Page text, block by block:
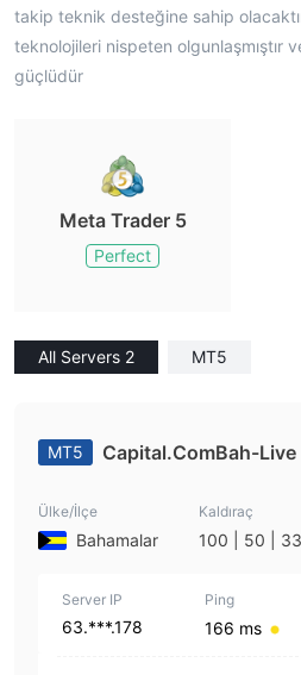
takip teknik desteğine sahip
teknolojileri nispeten olgunlaşmıştır
güçlüdür
Meta Trader 5
Perfect
All Servers 2 MT5
MT5 Capital.ComBah-Live
Ülke/İlçe
Bahamalar
Kaldıraç
100 | 50 |
Server IP
63.***.178
Ping
166 ms